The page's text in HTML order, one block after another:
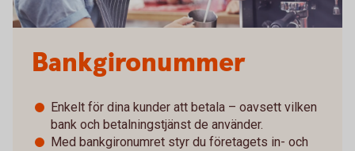
Bankgironummer
Enkelt för dina kunder att betala – oavsett vilken
bank och betalningstjänst de använder.
Med bankgironumret styr du företagets in- och